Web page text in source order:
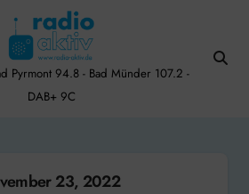
Pyrmont 94.8 - Bad Münder 107.2 -
DAB+ 9C
23, 2022